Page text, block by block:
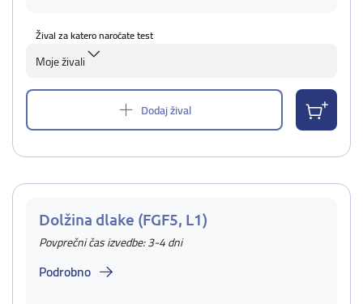
Žival za katero naročate test
Moje živali
Dodaj žival
Dolžina dlake (FGF5, L1)
Povprečni čas izvedbe: 3-4 dni
Podrobno